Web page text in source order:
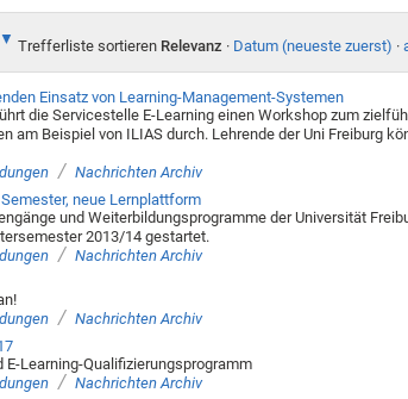
Trefferliste sortieren Relevanz · Datum (neueste zuerst) ·
Einsatz von Learning-Management-Systemen
die Servicestelle E-Learning einen Workshop zum
am Beispiel von ILIAS durch. Lehrende der Uni Freiburg
/ Nachrichten Archiv
neue Lernplattform
und Weiterbildungsprogramme der Universität
2013/14 gestartet.
/ Nachrichten Archiv
/ Nachrichten Archiv
Learning-Qualifizierungsprogramm
/ Nachrichten Archiv